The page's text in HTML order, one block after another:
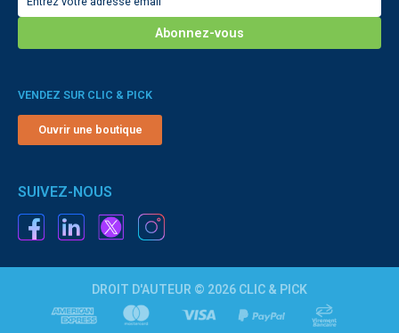
VENDEZ SUR CLIC & PICK
Ouvrir une boutique
SUIVEZ-NOUS
DROIT D'AUTEUR © 2026 CLIC & PICK